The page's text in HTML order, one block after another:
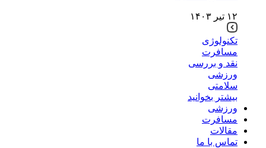
۱۲ تیر ۱۴۰۳
تکنولوژی
مسافرت
نقد و بررسی
ورزشی
سلامتی
بیشتر بخوانید
ورزشی
مسافرت
مقالات
تماس با ما